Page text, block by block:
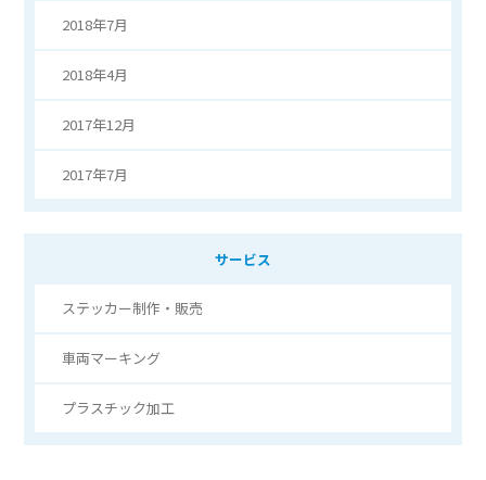
2018年7月
2018年4月
2017年12月
2017年7月
サービス
ステッカー制作・販売
車両マーキング
プラスチック加工